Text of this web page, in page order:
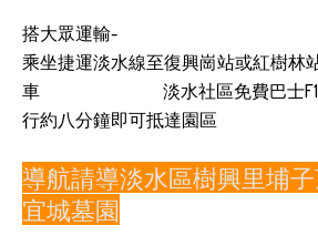
搭大眾運輸-
乘坐捷運淡水線至復興崗站或紅樹林
車 淡水社區免費巴士
行約八分鐘即可抵達園區
導航請導淡水區樹興里埔子
宜城墓園